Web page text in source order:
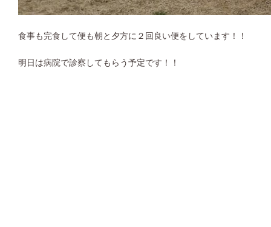
食事も完食して便も朝と夕方に２回良い便をしています！！
明日は病院で診察してもらう予定です！！